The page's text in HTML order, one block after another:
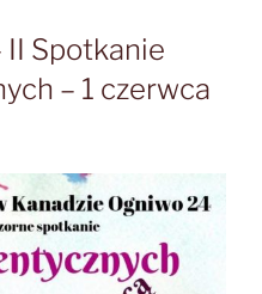
II Spotkanie
– 1 czerwca